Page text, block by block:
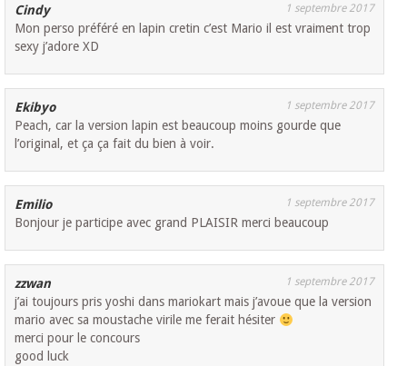
Cindy 1 septembre 2017
Mon perso préféré en lapin cretin c’est Mario il est vraiment trop
sexy j’adore XD
Ekibyo 1 septembre 2017
Peach, car la version lapin est beaucoup moins gourde que
l’original, et ça ça fait du bien à voir.
Emilio 1 septembre 2017
Bonjour je participe avec grand PLAISIR merci beaucoup
zzwan 1 septembre 2017
j’ai toujours pris yoshi dans mariokart mais j’avoue que la version
mario avec sa moustache virile me ferait hésiter
merci pour le concours
good luck